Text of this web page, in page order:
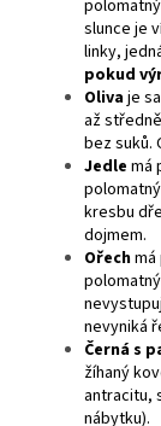
slunce je
linky,
pokud
Olivaje
až
bez suků.
Jedle má
kresbu
dojmem.
Ořech
nevyniká
Černá s
žíhaný
antracitu,
nábytku).